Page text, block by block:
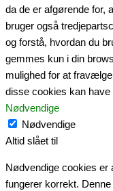
da de er afgørende for,
bruger også
og forstå, hvordan du
gemmes kun i din
mulighed for at
disse cookies kan
Nødvendige
Nødvendige
Altid slået til
Nødvendige cookies er
fungerer korrekt.